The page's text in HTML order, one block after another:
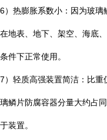
6）热膨胀系数小：因为玻璃
在地表、地下、架空、海底
条件下正常使用。
7）轻质高强装置简洁：比重
璃鳞片防腐容器分量大约占
于装置。